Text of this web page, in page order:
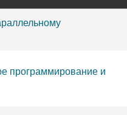
программирование и